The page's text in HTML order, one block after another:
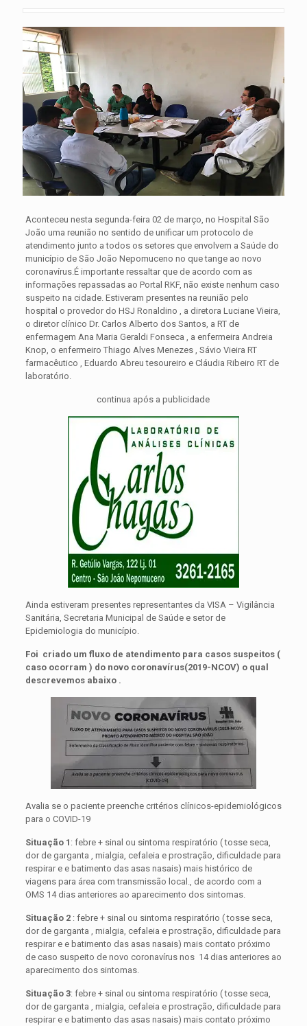
Aconteceu nesta segunda-feira 02 de março, no Hospital São
João uma reunião no sentido de unificar um protocolo de
atendimento junto a todos os setores que envolvem a Saúde do
município de São João Nepomuceno no que tange ao novo
coronavírus. É importante ressaltar que de acordo com as
informações repassadas ao Portal RKF, não existe nenhum caso
suspeito na cidade. Estiveram presentes na reunião pelo
hospital o provedor do HSJ Ronaldino , a diretora Luciane Vieira,
o diretor clínico Dr. Carlos Alberto dos Santos, a RT de
enfermagem Ana Maria Geraldi Fonseca , a enfermeira Andreia
Knop, o enfermeiro Thiago Alves Menezes , Sávio Vieira RT
farmacêutico , Eduardo Abreu tesoureiro e Cláudia Ribeiro RT de
laboratório.
continua após a publicidade
Ainda estiveram presentes representantes da VISA – Vigilância
Sanitária, Secretaria Municipal de Saúde e setor de
Epidemiologia do município.
Foi criado um fluxo de atendimento para casos suspeitos (
caso ocorram ) do novo coronavírus(2019-NCOV) o qual
descrevemos abaixo .
Avalia se o paciente preenche critérios clínicos-epidemiológicos
para o COVID-19
Situação 1 : febre + sinal ou sintoma respiratório ( tosse seca,
dor de garganta , mialgia, cefaleia e prostração, dificuldade para
respirar e e batimento das asas nasais) mais histórico de
viagens para área com transmissão local., de acordo com a
OMS 14 dias anteriores ao aparecimento dos sintomas.
Situação 2: febre + sinal ou sintoma respiratório ( tosse seca,
dor de garganta , mialgia, cefaleia e prostração, dificuldade para
respirar e e batimento das asas nasais) mais contato próximo
de caso suspeito de novo coronavírus nos 14 dias anteriores ao
aparecimento dos sintomas.
Situação 3: febre + sinal ou sintoma respiratório ( tosse seca,
dor de garganta , mialgia, cefaleia e prostração, dificuldade para
respirar e e batimento das asas nasais) mais contato próximo